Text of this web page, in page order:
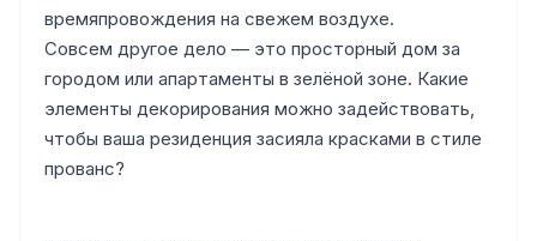
времяпровождения на свежем воздухе.
Совсем другое дело — это просторный дом за
городом или апартаменты в зелёной зоне. Какие
элементы декорирования можно задействовать,
чтобы ваша резиденция засияла красками в стиле
прованс?